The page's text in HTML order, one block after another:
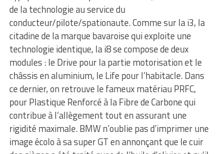
de la technologie au service du
conducteur/pilote/spationaute. Comme sur la i3, la
citadine de la marque bavaroise qui exploite une
technologie identique, la i8 se compose de deux
modules : le Drive pour la partie motorisation et le
châssis en aluminium, le Life pour l’habitacle. Dans
ce dernier, on retrouve le fameux matériau PRFC,
pour Plastique Renforcé à la Fibre de Carbone qui
contribue à l’allègement tout en assurant une
rigidité maximale. BMW n’oublie pas d’imprimer une
image écolo à sa super GT en annonçant que le cuir